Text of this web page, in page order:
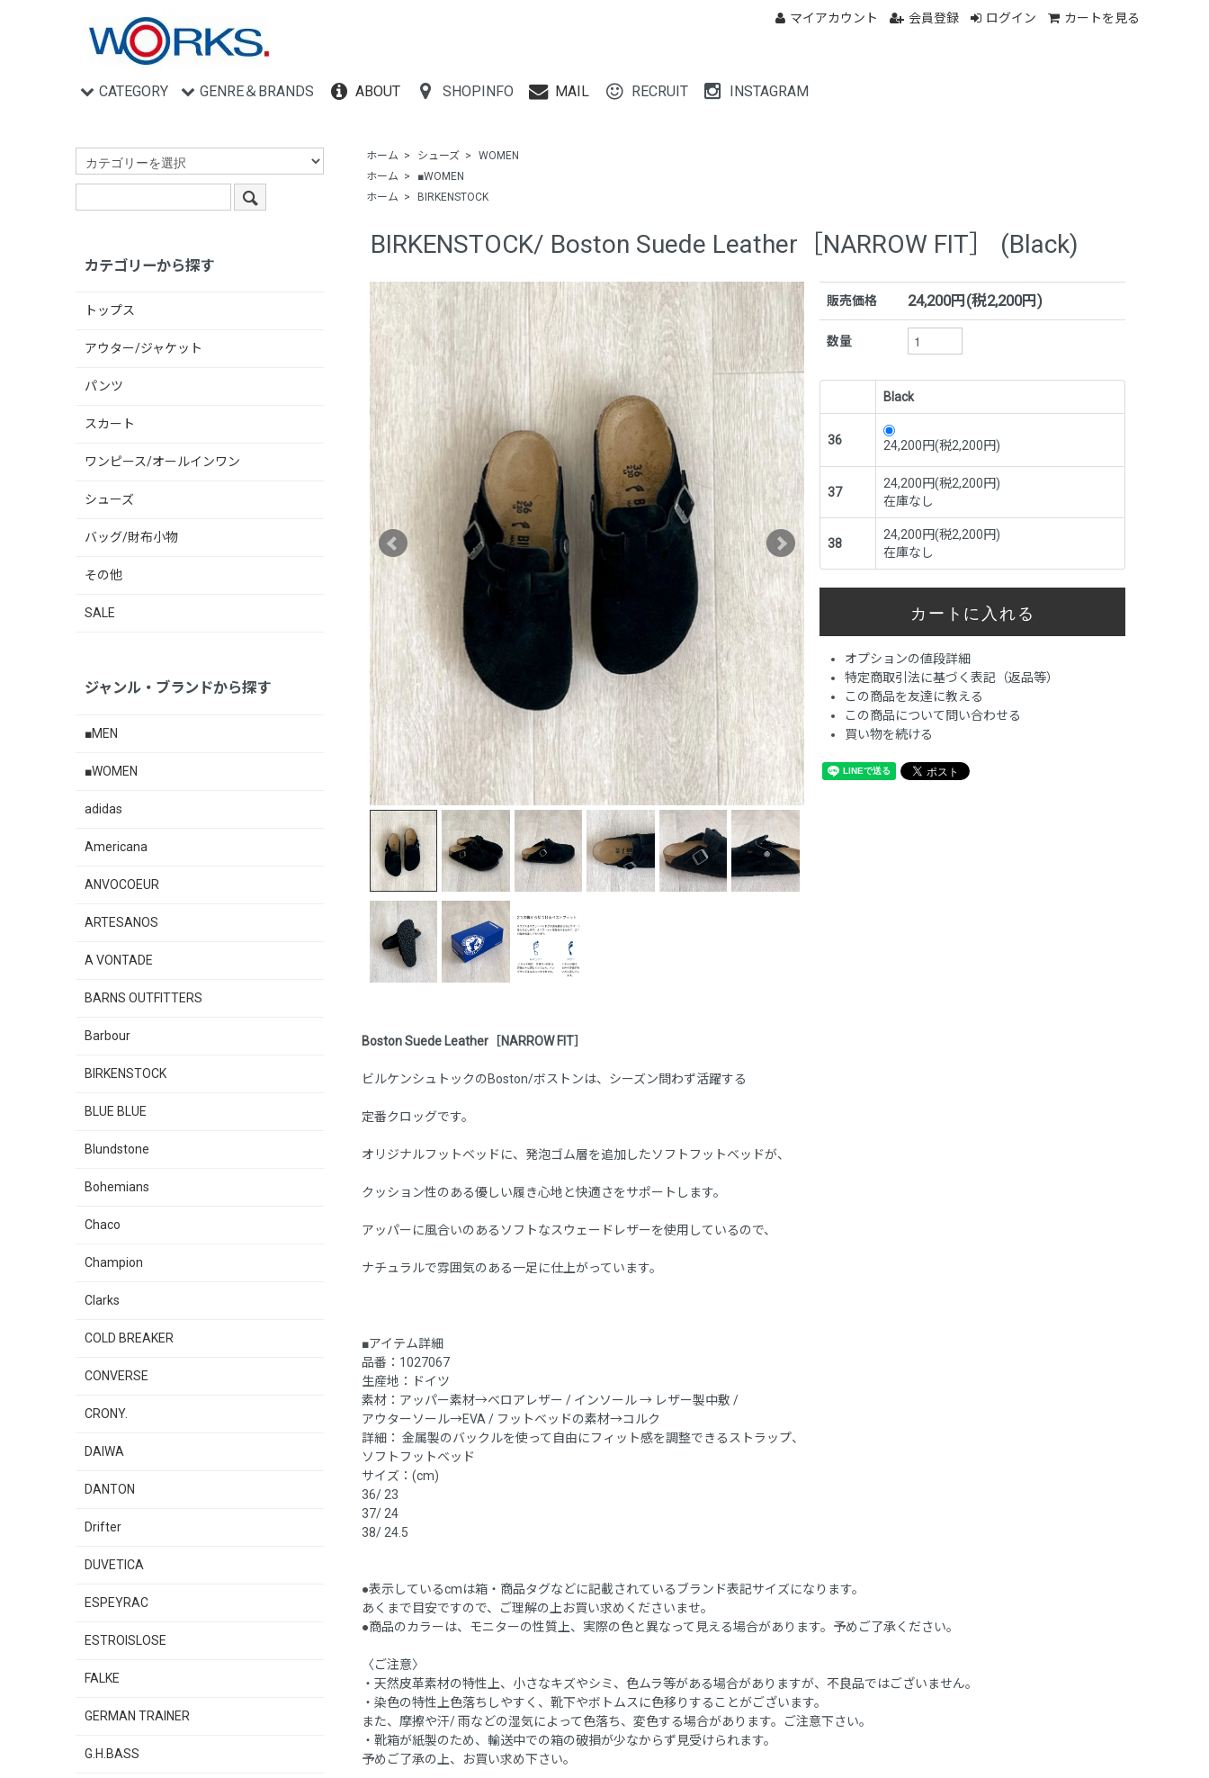
マイアカウント 会員登録 ログイン カートを見る
CATEGORY GENRE＆BRANDS ABOUT SHOPINFO MAIL RECRUIT INSTAGRAM
ホーム > シューズ >
WOMEN
ホーム >
■WOMEN
ホーム > BIRKENSTOCK
BIRKENSTOCK/ Boston Suede Leather［NARROW FIT］ (Black)
販売価格 24,200円(税2,200円)
数量
Black
36 24,200円(税2,200円)
37
24,200円(税2,200円)
在庫なし
38
24,200円(税2,200円)
在庫なし
オプションの値段詳細
特定商取引法に基づく表記（返品等）
この商品を友達に教える
この商品について問い合わせる
買い物を続ける
Boston Suede Leather［NARROW FIT］
ビルケンシュトックのBoston/ボストンは、シーズン問わず活躍する
定番クロッグです。
オリジナルフットベッドに、発泡ゴム層を追加したソフトフットベッドが、
クッション性のある優しい履き心地と快適さをサポートします。
アッパーに風合いのあるソフトなスウェードレザーを使用しているので、
ナチュラルで雰囲気のある一足に仕上がっています。
■アイテム詳細
品番：1027067
生産地：ドイツ
素材：アッパー素材→ベロアレザー / インソール → レザー製中敷 /
アウターソール→EVA / フットベッドの素材→コルク
詳細： 金属製のバックルを使って自由にフィット感を調整できるストラップ、
ソフトフットベッド
サイズ：(cm)
36/ 23
37/ 24
38/ 24.5
●表示しているcmは箱・商品タグなどに記載されているブランド表記サイズになります。
あくまで目安ですので、ご理解の上お買い求めくださいませ。
●商品のカラーは、モニターの性質上、実際の色と異なって見える場合があります。予めご了承ください。
〈ご注意〉
・天然皮革素材の特性上、小さなキズやシミ、色ムラ等がある場合がありますが、不良品ではございません。
・染色の特性上色落ちしやすく、靴下やボトムスに色移りすることがございます。
また、摩擦や汗/ 雨などの湿気によって色落ち、変色する場合があります。ご注意下さい。
・靴箱が紙製のため、輸送中での箱の破損が少なからず見受けられます。
予めご了承の上、お買い求め下さい。
カテゴリーから探す
トップス
アウター/ジャケット
パンツ
スカート
ワンピース/オールインワン
シューズ
バッグ/財布小物
その他
SALE
ジャンル・ブランドから探す
■MEN
■WOMEN
adidas
Americana
ANVOCOEUR
ARTESANOS
A VONTADE
BARNS OUTFITTERS
Barbour
BIRKENSTOCK
BLUE BLUE
Blundstone
Bohemians
Chaco
Champion
Clarks
COLD BREAKER
CONVERSE
CRONY.
DAIWA
DANTON
Drifter
DUVETICA
ESPEYRAC
ESTROISLOSE
FALKE
GERMAN TRAINER
G.H.BASS